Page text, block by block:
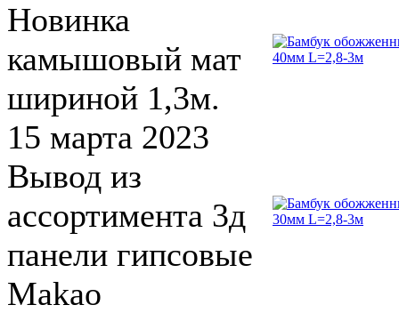
Новинка
камышовый мат
шириной 1,3м.
15 марта 2023
Вывод из
ассортимента 3д
панели гипсовые
Makao